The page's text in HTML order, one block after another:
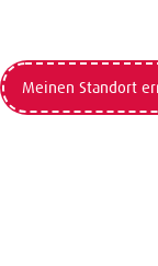
Meinen Standort